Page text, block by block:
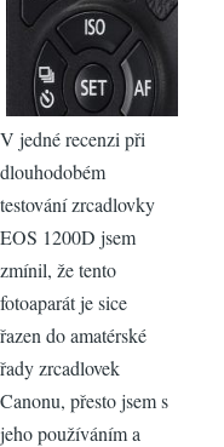
V jedné recenzi při
dlouhodobém
testování zrcadlovky
EOS 1200D jsem
zmínil, že tento
fotoaparát je sice
řazen do amatérské
řady zrcadlovek
Canonu, přesto jsem s
jeho používáním a